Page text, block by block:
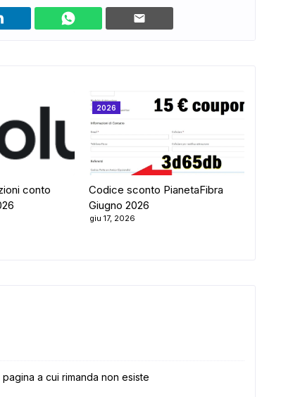
conto
2026
Codice sconto PianetaFibra
Giugno 2026
giu 17, 2026
a cui rimanda non esiste